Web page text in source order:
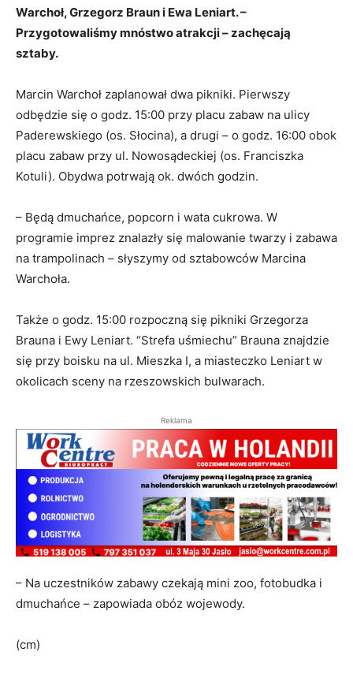
Warchoł, Grzegorz Braun i Ewa Leniart. –
Przygotowaliśmy mnóstwo atrakcji – zachęcają
sztaby.
Marcin Warchoł zaplanował dwa pikniki. Pierwszy
odbędzie się o godz. 15:00 przy placu zabaw na ulicy
Paderewskiego (os. Słocina), a drugi – o godz. 16:00 obok
placu zabaw przy ul. Nowosądeckiej (os. Franciszka
Kotuli). Obydwa potrwają ok. dwóch godzin.
– Będą dmuchańce, popcorn i wata cukrowa. W
programie imprez znalazły się malowanie twarzy i zabawa
na trampolinach – słyszymy od sztabowców Marcina
Warchoła.
Także o godz. 15:00 rozpoczną się pikniki Grzegorza
Brauna i Ewy Leniart. “Strefa uśmiechu” Brauna znajdzie
się przy boisku na ul. Mieszka I, a miasteczko Leniart w
okolicach sceny na rzeszowskich bulwarach.
Reklama
– Na uczestników zabawy czekają mini zoo, fotobudka i
dmuchańce – zapowiada obóz wojewody.
(cm)